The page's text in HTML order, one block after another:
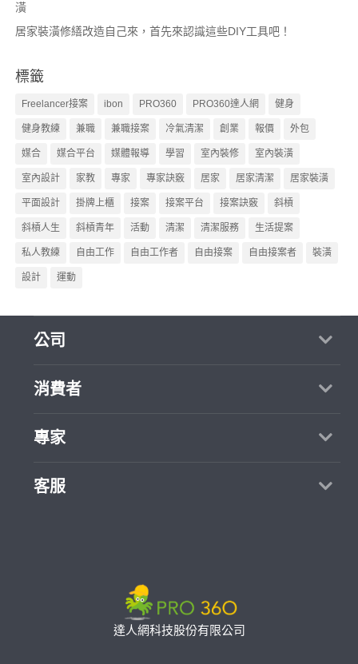
潢
居家裝潢修繕改造自己來，首先來認識這些DIY工具吧！
標籤
Freelancer接案 ibon PRO360 PRO360達人網 健身
健身教練 兼職 兼職接案 冷氣清潔 創業 報價 外包
媒合 媒合平台 媒體報導 學習 室內裝修 室內裝潢
室內設計 家教 專家 專家訣竅 居家 居家清潔 居家裝潢
平面設計 掛牌上櫃 接案 接案平台 接案訣竅 斜槓
斜槓人生 斜槓青年 活動 清潔 清潔服務 生活提案
私人教練 自由工作 自由工作者 自由接案 自由接案者 裝潢
設計 運動
達人網科技股份有限公司
公司
關於我們
部落格
加入我們
消費者
買服務
熱門服務
專家
找案件
客服
信任與保障